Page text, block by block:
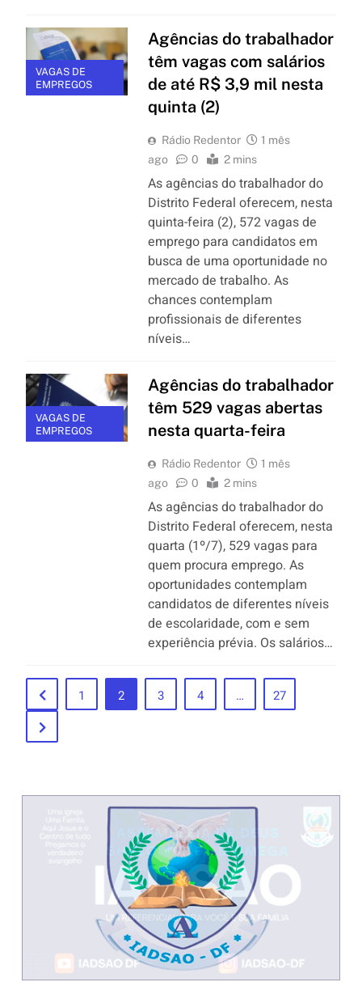
VAGAS DE
EMPREGOS
Agências do trabalhador
têm vagas com salários
de até R$ 3,9 mil nesta
quinta (2)
Rádio Redentor
1 mês
ago
0 2 mins
As agências do trabalhador do
Distrito Federal oferecem, nesta
quinta-feira (2), 572 vagas de
emprego para candidatos em
busca de uma oportunidade no
mercado de trabalho. As
chances contemplam
profissionais de diferentes
níveis…
VAGAS DE
EMPREGOS
Agências do trabalhador
têm 529 vagas abertas
nesta quarta-feira
Rádio Redentor
1 mês
ago
0 2 mins
As agências do trabalhador do
Distrito Federal oferecem, nesta
quarta (1º/7), 529 vagas para
quem procura emprego. As
oportunidades contemplam
candidatos de diferentes níveis
de escolaridade, com e sem
experiência prévia. Os salários…
1 2 3 4 … 27